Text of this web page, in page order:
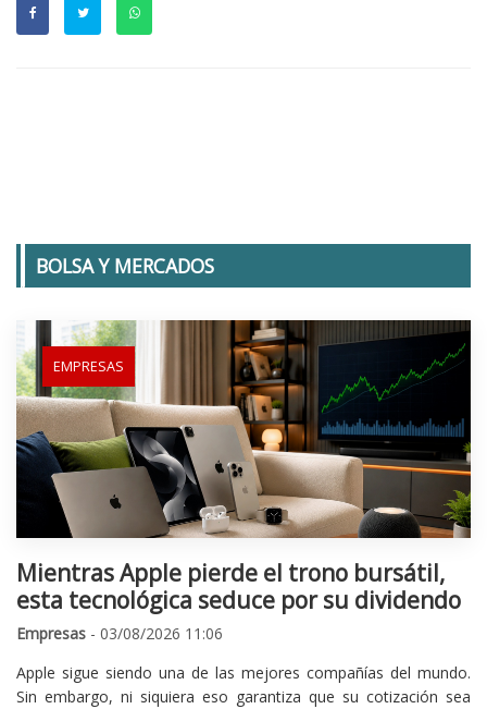
BOLSA Y MERCADOS
EMPRESAS
Mientras Apple pierde el trono bursátil,
esta tecnológica seduce por su dividendo
Empresas - 03/08/2026 11:06
Apple sigue siendo una de las mejores compañías del mundo.
Sin embargo, ni siquiera eso garantiza que su cotización sea